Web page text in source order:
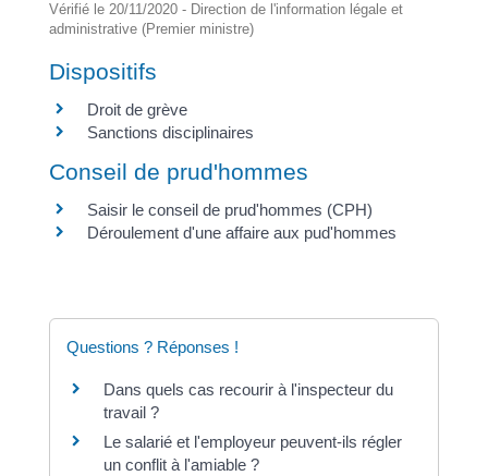
Vérifié le 20/11/2020 - Direction de l'information légale et
administrative (Premier ministre)
Dispositifs
Droit de grève
Sanctions disciplinaires
Conseil de prud'hommes
Saisir le conseil de prud'hommes (CPH)
Déroulement d'une affaire aux pud'hommes
Questions ? Réponses !
Dans quels cas recourir à l'inspecteur du
travail ?
Le salarié et l'employeur peuvent-ils régler
un conflit à l'amiable ?